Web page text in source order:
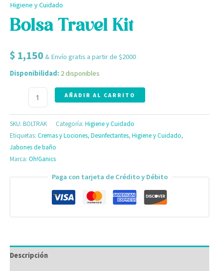
Higiene y Cuidado
Bolsa Travel Kit
$ 1,150 & Envío gratis a partir de $2000
Disponibilidad: 2 disponibles
AÑADIR AL CARRITO
SKU: BOLTRAK Categoría: Higiene y Cuidado
Etiquetas: Cremas y Lociones, Desinfectantes, Higiene y Cuidado,
Jabones de baño
Marca: Oh!Ganics
Paga con tarjeta de Crédito y Débito
Descripción